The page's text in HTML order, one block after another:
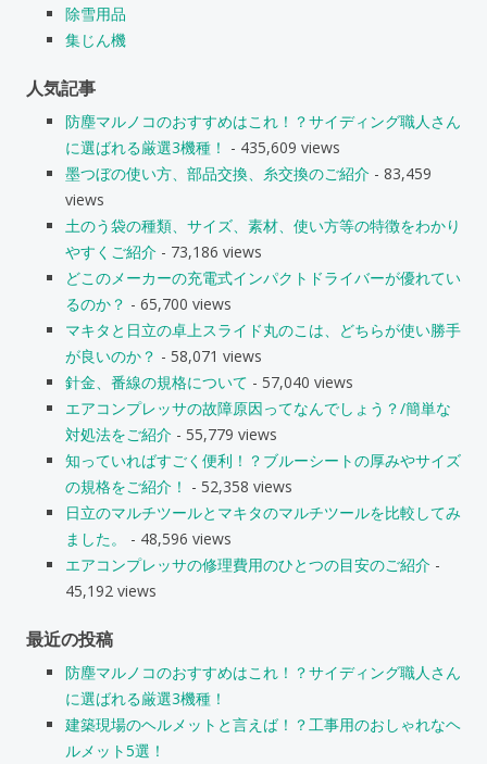
除雪用品
集じん機
人気記事
防塵マルノコのおすすめはこれ！？サイディング職人さん
に選ばれる厳選3機種！ - 435,609 views
墨つぼの使い方、部品交換、糸交換のご紹介 - 83,459
views
土のう袋の種類、サイズ、素材、使い方等の特徴をわかり
やすくご紹介 - 73,186 views
どこのメーカーの充電式インパクトドライバーが優れてい
るのか？ - 65,700 views
マキタと日立の卓上スライド丸のこは、どちらが使い勝手
が良いのか？ - 58,071 views
針金、番線の規格について - 57,040 views
エアコンプレッサの故障原因ってなんでしょう？/簡単な
対処法をご紹介 - 55,779 views
知っていればすごく便利！？ブルーシートの厚みやサイズ
の規格をご紹介！ - 52,358 views
日立のマルチツールとマキタのマルチツールを比較してみ
ました。
- 48,596 views
エアコンプレッサの修理費用のひとつの目安のご紹介 -
45,192 views
最近の投稿
防塵マルノコのおすすめはこれ！？サイディング職人さん
に選ばれる厳選3機種！
建築現場のヘルメットと言えば！？工事用のおしゃれなヘ
ルメット5選！